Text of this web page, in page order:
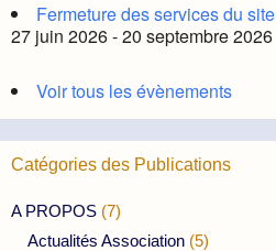
Fermeture des services du site
27 juin 2026 - 20 septembre 2026
Voir tous les évènements
Catégories des Publications
A PROPOS (7)
Actualités Association (5)